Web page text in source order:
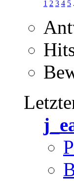
1 2 3 4 5